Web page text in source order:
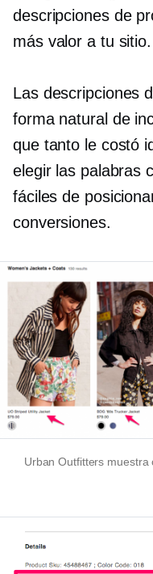
descripciones de
más valor a tu sitio.
Las descripciones
forma natural de
que tanto le costó
elegir las palabras
fáciles de
conversiones.
Urban Outfitters